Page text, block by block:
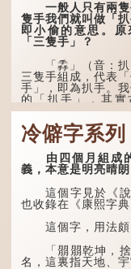
一般人只有兩隻
隻手我們就叫做「扒
即小偷的意思。原
「三隻手」？
「掱」（音：扒
三隻手組成，代表
手」，即為扒手。
的「扒手」，其實
「掱手」。
清·徐珂《清稗
盜賊類．掱手》記
人呼翦綹賊曰掱手
手也，亦曰癟三碼
其中「翦綹」即
人衣帶以竊取錢物，
的舊稱。而「掱手」
手多多，擅自拿別人
意思了...
冷僻字系列
由四個月組成的
義，本意是明亮晴朗
這個字見於《說
也收錄在《康熙字典
這個字，用法頗
「朤朤乾坤，捨
名，這裏指天地、